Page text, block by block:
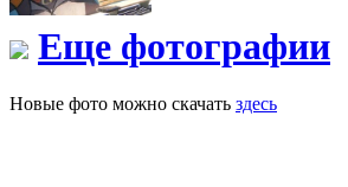
Еще фотографии
Новые фото можно скачать здесь